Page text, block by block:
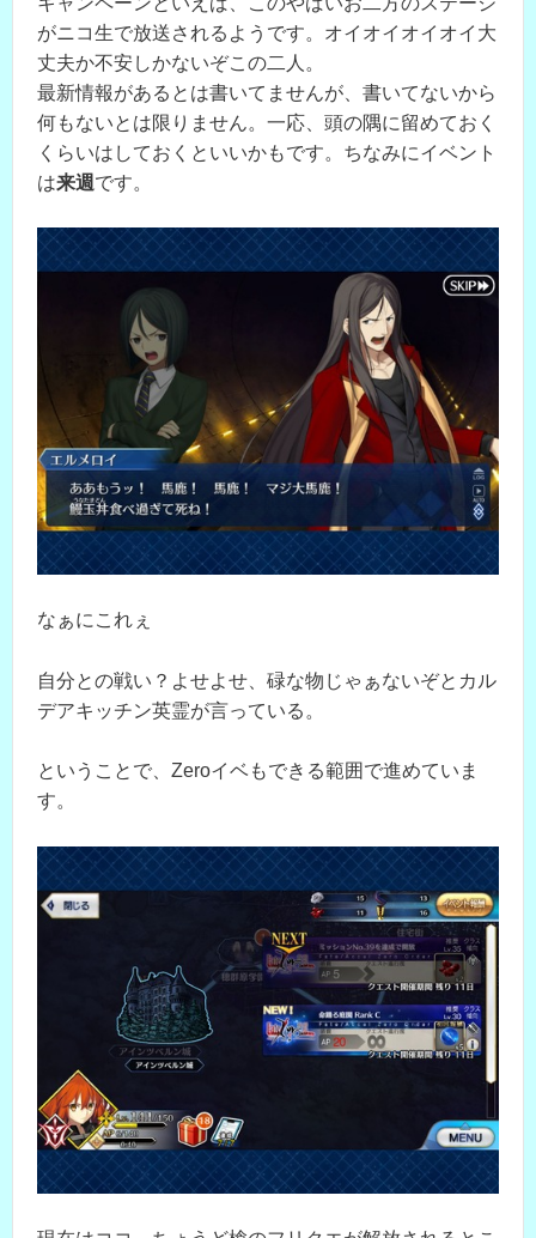
がニコ生で放送されるようです。オイオイオイオイ大
丈夫か不安しかないぞこの二人。
最新情報があるとは書いてませんが、書いてないから
何もないとは限りません。一応、頭の隅に留めておく
くらいはしておくといいかもです。ちなみにイベント
は来週 です。
なぁにこれぇ
自分との戦い？よせよせ、碌な物じゃぁないぞとカル
デアキッチン英霊が言っている。
ということで、Zeroイベもできる範囲で進めていま
す。